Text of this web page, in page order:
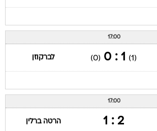
17:00
(1)
1 : 0
(0) לברקוזן
17:00
2 : 1 הרטה ברלין